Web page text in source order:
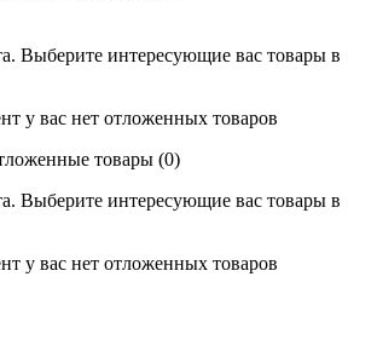
Выберите интересующие вас товары в
у вас нет отложенных товаров
товары (0)
Выберите интересующие вас товары в
у вас нет отложенных товаров